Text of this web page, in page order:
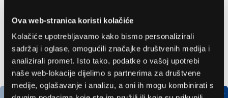
Ova web-stranica koristi kolačiće
Kolačiće upotrebljavamo kako bismo personalizirali
sadržaj i oglase, omogućili značajke društvenih medija i
analizirali promet. Isto tako, podatke o vašoj upotrebi
naše web-lokacije dijelimo s partnerima za društvene
medije, oglašavanje i analizu, a oni ih mogu kombinirati s